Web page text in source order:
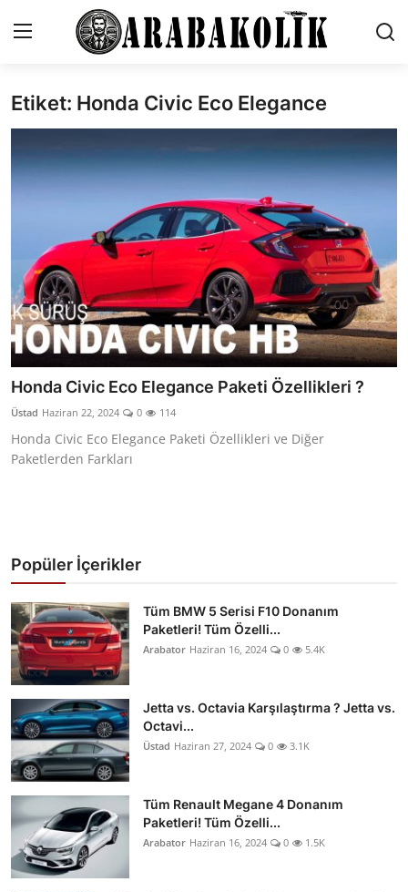
İletişim
Genel
Markalar
Öneriler
Motosiklet
Paketler
Yağlar
Etiket: Honda Civic Eco Elegance
Honda Civic Eco Elegance Paketi Özellikleri ?
Üstad Haziran 22, 2024 0 114
Honda Civic Eco Elegance Paketi Özellikleri ve Diğer
Paketlerden Farkları
Popüler İçerikler
Tüm BMW 5 Serisi F10 Donanım
Paketleri! Tüm Özelli...
Arabator Haziran 16, 2024 0 5.4K
Jetta vs. Octavia Karşılaştırma ? Jetta vs.
Octavi...
Üstad Haziran 27, 2024 0 3.1K
Tüm Renault Megane 4 Donanım
Paketleri! Tüm Özelli...
Arabator Haziran 16, 2024 0 1.5K